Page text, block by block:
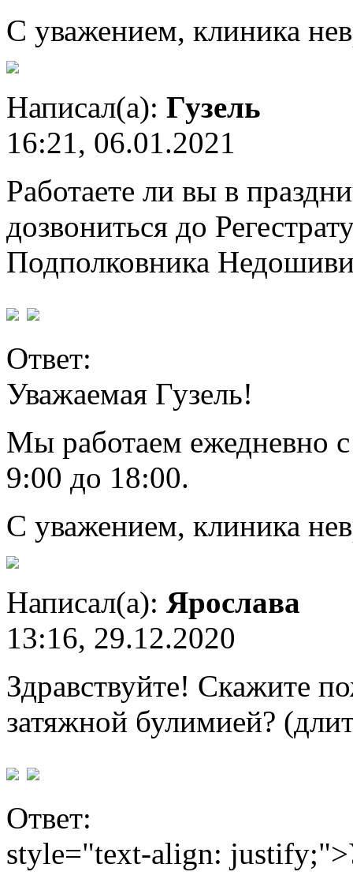
С уважением, клиника
Написал(а): Гузель
16:21, 06.01.2021
Работаете ли вы в
дозвониться до
Подполковника
Ответ:
Уважаемая Гузель!
Мы работаем ежедневно
9:00 до 18:00.
С уважением, клиника
Написал(а): Ярослава
13:16, 29.12.2020
Здравствуйте! Скажите
затяжной булимией?
Ответ:
style="text-align: